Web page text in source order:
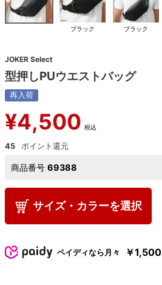
ブラック ブラック
JOKER Select
型押しPUウエストバッグ
再入荷
¥4,500 税込
45
商品番号 69388
サイズ・カラーを選択
ペイディなら月々 ￥1,500